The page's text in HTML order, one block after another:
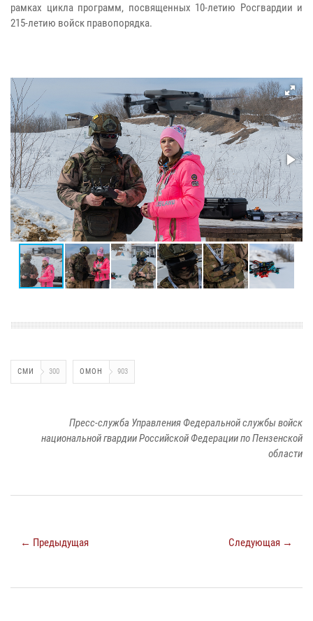
рамках цикла программ, посвященных 10-летию Росгвардии и
215-летию войск правопорядка.
СМИ 300 ОМОН 903
Пресс-служба Управления Федеральной службы войск
национальной гвардии Российской Федерации по Пензенской
области
← Предыдущая Следующая →